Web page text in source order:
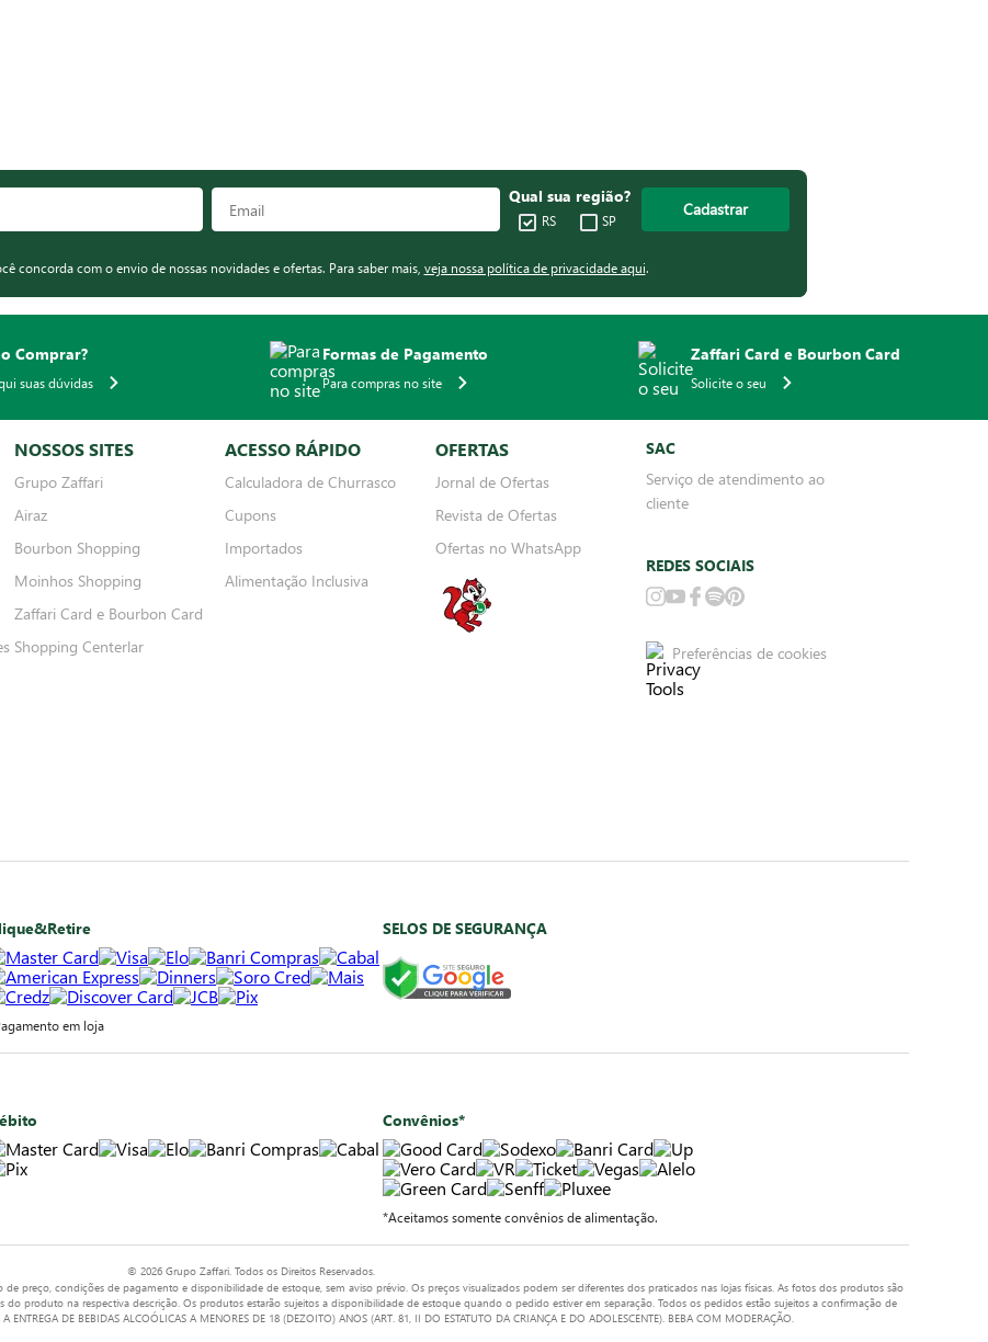
Qual sua região?
RS SP
Cadastrar
concorda com o envio de nossas novidades e ofertas. Para saber mais, veja nossa política de privacidade aqui.
Comprar?
suas dúvidas
Formas de Pagamento
Para compras no site
Zaffari Card e Bourbon Card
Solicite o seu
NOSSOS SITES
Grupo Zaffari
Airaz
Bourbon Shopping
Moinhos Shopping
Zaffari Card e Bourbon Card
Shopping Centerlar
ACESSO RÁPIDO
Calculadora de Churrasco
Cupons
Importados
Alimentação Inclusiva
OFERTAS
Jornal de Ofertas
Revista de Ofertas
Ofertas no WhatsApp
SAC
Serviço de atendimento ao
cliente
REDES SOCIAIS
Preferências de cookies
em loja
SELOS DE SEGURANÇA
Convênios*
*Aceitamos somente convênios de alimentação.
© 2026 Grupo Zaffari. Todos os Direitos Reservados.
preço, condições de pagamento e disponibilidade de estoque, sem aviso prévio. Os preços visualizados podem ser diferentes dos praticados nas lojas físicas. As fotos dos produtos são
produto na respectiva descrição. Os produtos estarão sujeitos a disponibilidade de estoque quando o pedido estiver em separação. Todos os pedidos estão sujeitos a confirmação de
DE BEBIDAS ALCOÓLICAS A MENORES DE 18 (DEZOITO) ANOS (ART. 81, II DO ESTATUTO DA CRIANÇA E DO ADOLESCENTE). BEBA COM MODERAÇÃO.